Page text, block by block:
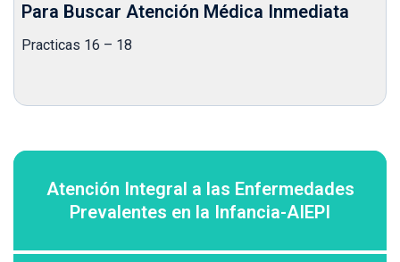
Para Buscar Atención Médica Inmediata
Practicas 16 – 18
Atención Integral a las Enfermedades
Prevalentes en la Infancia-AIEPI